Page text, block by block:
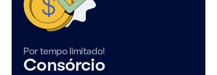
Por tempo limitado!
Consórcio